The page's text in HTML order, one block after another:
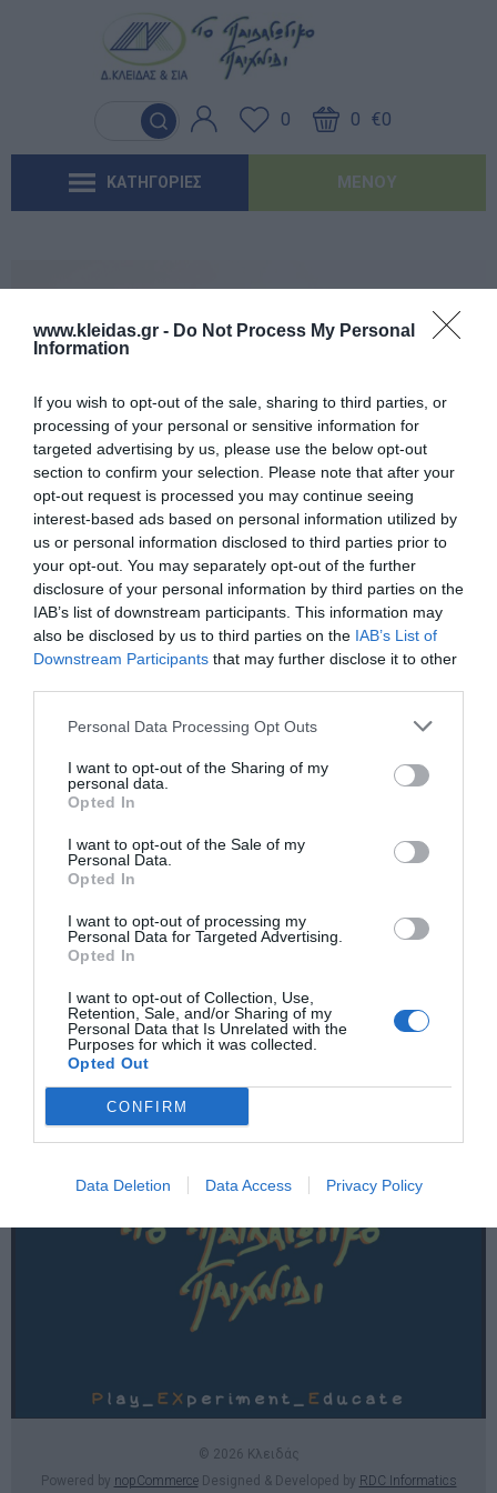
www.kleidas.gr - Do Not Process My Personal
Information
If you wish to opt-out of the sale, sharing to third parties, or
processing of your personal or sensitive information for
targeted advertising by us, please use the below opt-out
section to confirm your selection. Please note that after your
opt-out request is processed you may continue seeing
interest-based ads based on personal information utilized by
us or personal information disclosed to third parties prior to
your opt-out. You may separately opt-out of the further
disclosure of your personal information by third parties on the
IAB’s list of downstream participants. This information may
also be disclosed by us to third parties on the IAB’s List of
Downstream Participants that may further disclose it to other
Personal Data Processing Opt Outs
I want to opt-out of the Sharing of my
personal data.
Opted In
I want to opt-out of the Sale of my
Personal Data.
Opted In
I want to opt-out of processing my
Personal Data for Targeted Advertising.
Opted In
I want to opt-out of Collection, Use,
Retention, Sale, and/or Sharing of my
Personal Data that Is Unrelated with the
Purposes for which it was collected.
Opted Out
CONFIRM
Data Deletion Data Access Privacy Policy
0 0 €0
ΚΑΤΗΓΟΡΙΕΣ ΜΕΝΟΎ
Εγγεγραμμένος πελάτης
Θυμήσου με
Χρήσιμες σελίδες
E-SHOP
Επικοινωνία
© 2026 Κλειδάς
Powered by nopCommerceDesigned & Developed by RDC Informatics
Γλώσσα & Γραφή
Ανακαλύπτοντας τα Μαθηματικά
Φυσικές Επιστήμες
Λογοθεραπεία
Προβλήματα Όρασης
Βασικός εξοπλισμός & Μονάδες
Χειροτεχνία
Χορός & Θέατρο
Παιχνίδια Κήπου
Επαγγελματικές Παιδικές Χαρές
Συνθέσεις Παιδικής Χαράς για ΑμεΑ
Ιδέες για τα Χριστούγεννα
Ιδέες για τις Απόκριες
Ιδέες για το Πάσχα
Έντυπα-Βιβλία Παιδικών Σταθμων
Έντυπα-Βιβλία Νηπιαγωγείων
Έντυπα-Βιβλία Δημοτικών
'Έντυπα-Βιβλία Σχολικών Επιτροπών
Αναμνηστικά Νηπιαγωγείων